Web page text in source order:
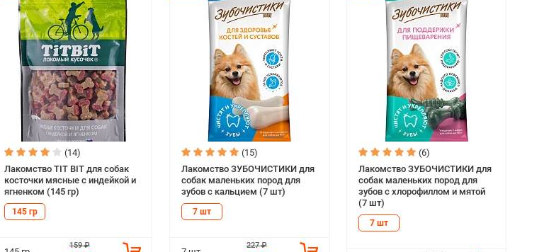
(14)
Лакомство TIT BIT для собак
косточки мясные с индейкой и
ягненком (145 гр)
145 гр
159 ₽
(15)
Лакомство ЗУБОЧИСТИКИ для
собак маленьких пород для
зубов с кальцием (7 шт)
7 шт
227 ₽
(6)
Лакомство ЗУБОЧИСТИКИ для
собак маленьких пород для
зубов с хлорофиллом и мятой
(7 шт)
7 шт